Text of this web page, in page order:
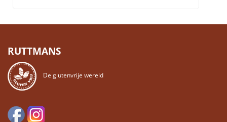
RUTTMANS
De glutenvrije wereld